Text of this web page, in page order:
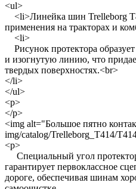
<ul>
<li>Линейка шин Trelleborg
применения на тракторах и
<li>
Рисунок протектора
и изогнутую линию, что
твердых поверхностях.<br>
</li>
</ul>
<p>
</p>
<img alt="Большое пятно
img/catalog/Trelleborg_T414/
<p>
Специальный угол
гарантирует первоклассное
дороге, обеспечивая шинам